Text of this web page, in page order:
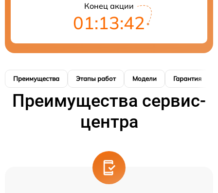
Конец акции
01:13:41
Преимущества Этапы работ Модели Гарантия
Преимущества сервис-
центра